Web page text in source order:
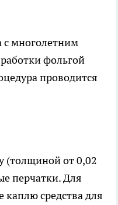
с многолетним
фольгой
проводится
(толщиной от 0,02
перчатки. Для
каплю средства для